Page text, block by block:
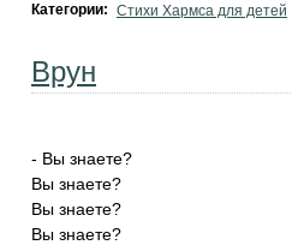
Категории: Стихи Хармса для детей
Врун
- Вы знаете?
Вы знаете?
Вы знаете?
Вы знаете?